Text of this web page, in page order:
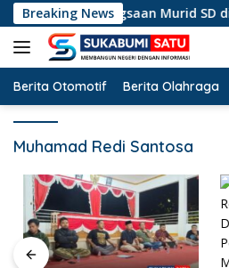
Langsung
ke
konten
Breaking News
Kebangsaan Murid SD di
Berita Otomotif Berita Olahraga
Muhamad Redi Santosa